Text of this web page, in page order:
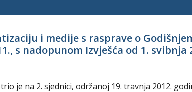
i medije s rasprave o
s nadopunom Izvješća od 1. svibnja
je na 2. sjednici, održanoj 19. travnja 2012.